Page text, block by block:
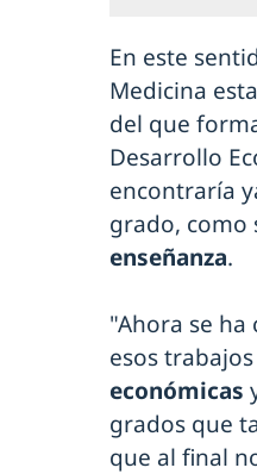
En este
Medicina
del que
Desarrollo
encontraría
grado, como
enseñanza.
"Ahora se
esos
económicas
grados que
que al final